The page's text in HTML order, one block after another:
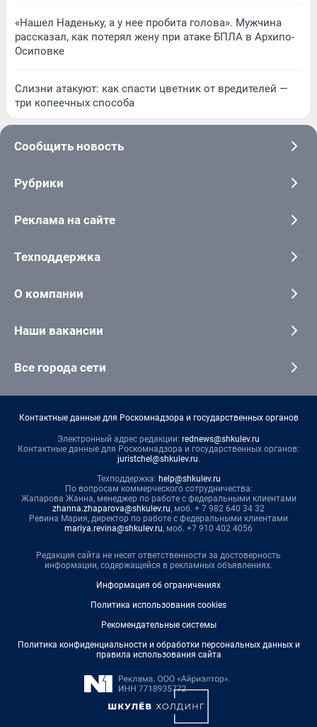
«Нашел Наденьку, а у нее пробита голова». Мужчина
рассказал, как потерял жену при атаке БПЛА в Архипо-
Осиповке
Слизни атакуют: как спасти цветник от вредителей —
три копеечных способа
Сообщить новость
Рубрики
Реклама на сайте
Техподдержка
О компании
Наши вакансии
Все города сети
Контактные данные для Роскомнадзора и государственных органов
Электронный адрес редакции: rednews@shkulev.ru
Контактные данные для Роскомнадзора и государственных органов:
juristchel@shkulev.ru.
Техподдержка: help@shkulev.ru
По вопросам коммерческого сотрудничества:
Жапарова Жанна, менеджер по работе с федеральными клиентами
zhanna.zhaparova@shkulev.ru, моб. + 7 982 640 34 32
Ревина Мария, директор по работе с федеральными клиентами
mariya.revina@shkulev.ru, моб. +7 910 402 4056
Редакция сайта не несет ответственности за достоверность
информации, содержащейся в рекламных объявлениях.
Информация об ограничениях
Политика использования cookies
Рекомендательные системы
Политика конфиденциальности и обработки персональных данных и
правила использования сайта